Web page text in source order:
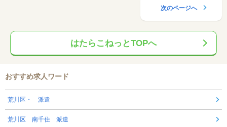
次のページへ
はたらこねっとTOPへ
おすすめ求人ワード
荒川区・ 派遣
荒川区 南千住 派遣